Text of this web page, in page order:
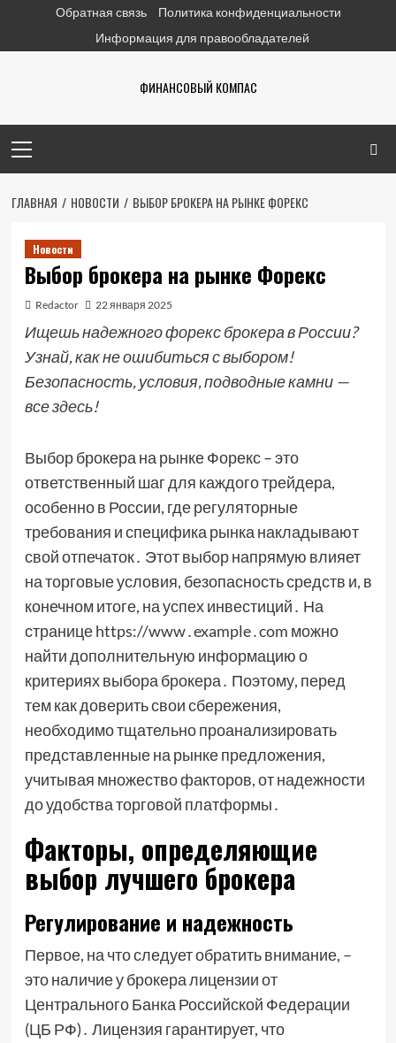
содержимому
Обратная связь
Политика конфиденциальности
Информация для правообладателей
ФИНАНСОВЫЙ КОМПАС
меню
ГЛАВНАЯ НОВОСТИ ВЫБОР БРОКЕРА НА РЫНКЕ ФОРЕКС
Новости
Выбор брокера на рынке Форекс
Redactor 22 января 2025
Ищешь надежного форекс брокера в России?
Узнай, как не ошибиться с выбором!
Безопасность, условия, подводные камни —
все здесь!
Выбор брокера на рынке Форекс – это
ответственный шаг для каждого трейдера,
особенно в России, где регуляторные
требования и специфика рынка накладывают
свой отпечаток․ Этот выбор напрямую влияет
на торговые условия, безопасность средств и, в
конечном итоге, на успех инвестиций․ На
странице https://www․example․com можно
найти дополнительную информацию о
критериях выбора брокера․ Поэтому, перед
тем как доверить свои сбережения,
необходимо тщательно проанализировать
представленные на рынке предложения,
учитывая множество факторов, от надежности
до удобства торговой платформы․
Факторы, определяющие
выбор лучшего брокера
Регулирование и надежность
Первое, на что следует обратить внимание, –
это наличие у брокера лицензии от
Центрального Банка Российской Федерации
(ЦБ РФ)․ Лицензия гарантирует, что